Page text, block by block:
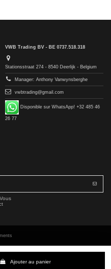
Ajouter au panier
VWB Trading BV - BE 0737.518.318
Stationsstraat 274 - 8540 Deerlijk - Belgium
Manager: Anthony Vanwynsberghe
vwbtrading@gmail.com
Disponible sur WhatsApp! +32 485 46
26 77
BV. All rights reserved.
Benz Group AG, ni autorisée ou approuvée